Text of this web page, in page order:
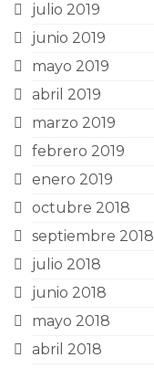
julio 2019
junio 2019
mayo 2019
abril 2019
marzo 2019
febrero 2019
enero 2019
octubre 2018
septiembre 2018
julio 2018
junio 2018
mayo 2018
abril 2018